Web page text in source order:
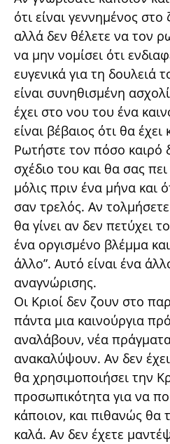
ότι είναι γεννημένος
αλλά δεν θέλετε να τον
να μην νομίσει ότι
ευγενικά για τη δουλειά
είναι συνηθισμένη
έχει στο νου του ένα
είναι βέβαιος ότι θα έχει
Ρωτήστε τον πόσο καιρό
σχέδιο του και θα σας
μόλις πριν ένα μήνα και
σαν τρελός. Αν
θα γίνει αν δεν πετύχει
ένα οργισμένο βλέμμα
άλλο”. Αυτό είναι ένα
αναγνώρισης.
Οι Κριοί δεν ζουν στο
πάντα μια καινούργια
αναλάβουν, νέα
ανακαλύψουν. Αν δεν
θα χρησιμοποιήσει την
προσωπικότητα για να
κάποιον, και πιθανώς θα
καλά. Αν δεν έχετε